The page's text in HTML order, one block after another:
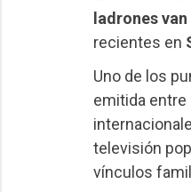
ladrones
recientes en
Uno de los
emitida entre
televisión
vínculos